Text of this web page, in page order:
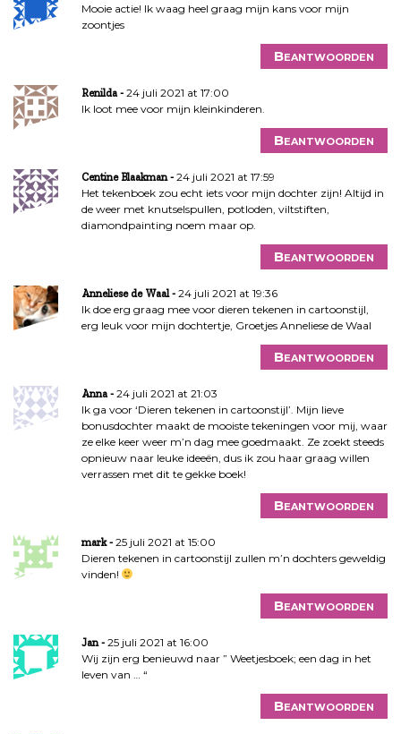
Mooie actie! Ik waag heel graag mijn kans voor mijn
zoontjes
Beantwoorden
Renilda
24 juli 2021 at 17:00
Ik loot mee voor mijn kleinkinderen.
Beantwoorden
Centine Blaakman
24 juli 2021 at 17:59
Het tekenboek zou echt iets voor mijn dochter zijn! Altijd in
de weer met knutselspullen, potloden, viltstiften,
diamondpainting noem maar op.
Beantwoorden
Anneliese de Waal
24 juli 2021 at 19:36
Ik doe erg graag mee voor dieren tekenen in cartoonstijl,
erg leuk voor mijn dochtertje, Groetjes Anneliese de Waal
Beantwoorden
Anna
24 juli 2021 at 21:03
Ik ga voor ‘Dieren tekenen in cartoonstijl’. Mijn lieve
bonusdochter maakt de mooiste tekeningen voor mij, waar
ze elke keer weer m’n dag mee goedmaakt. Ze zoekt steeds
opnieuw naar leuke ideeën, dus ik zou haar graag willen
verrassen met dit te gekke boek!
Beantwoorden
mark
25 juli 2021 at 15:00
Dieren tekenen in cartoonstijl zullen m’n dochters geweldig
vinden!
Beantwoorden
Jan
25 juli 2021 at 16:00
Wij zijn erg benieuwd naar ” Weetjesboek; een dag in het
leven van … “
Beantwoorden